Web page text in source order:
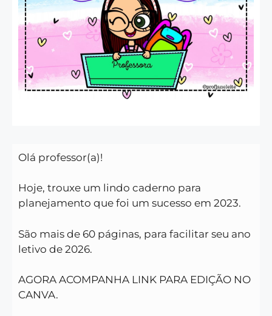
Olá professor(a)!
Hoje, trouxe um lindo caderno para
planejamento que foi um sucesso em 2023.
São mais de 60 páginas, para facilitar seu ano
letivo de 2026.
AGORA ACOMPANHA LINK PARA EDIÇÃO NO
CANVA.